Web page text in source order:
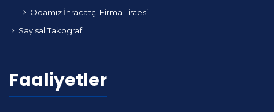
Odamız İhracatçı Firma Listesi
Sayısal Takograf
Faaliyetler